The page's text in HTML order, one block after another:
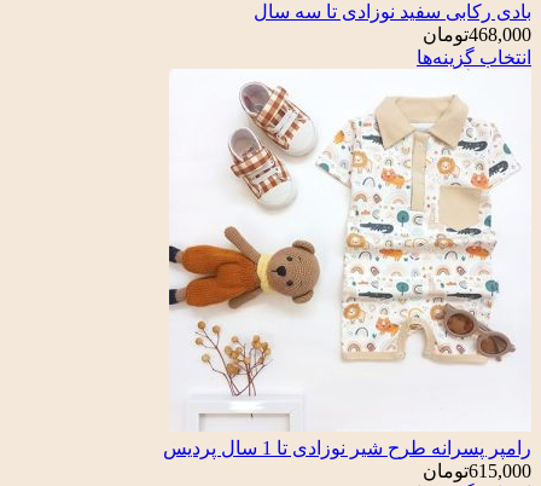
سفید نوزادی تا سه سال
تومان
طرح شیر نوزادی تا 1 سال پردیس
تومان